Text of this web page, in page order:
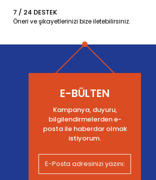
7 / 24 DESTEK
Öneri ve şikayetlerinizi bize iletebilirsiniz.
E-BÜLTEN
Kampanya, duyuru,
bilgilendirmelerden e-
posta ile haberdar olmak
istiyorum.